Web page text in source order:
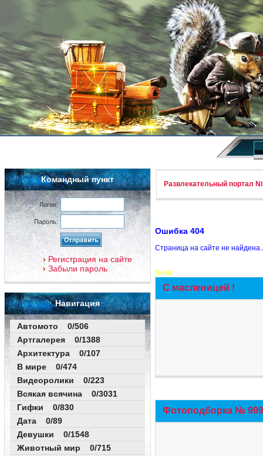
Командный пункт
Логин:
Пароль:
Регистрация на сайте
Забыли пароль
Навигация
Автомото 0/506
Артгалерея 0/1388
Архитектура 0/107
В мире 0/474
Видеоролики 0/223
Всякая всячина 0/3031
Гифки 0/830
Дата 0/89
Девушки 0/1548
Животный мир 0/715
Развлекательный портал
Ошибка 404
Страница на сайте не
New!
С масленицей !
Фотоподборка №